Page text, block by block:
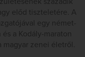
előd tiszteletére. A
egy német-
a Kodály-maraton
zenei életről.